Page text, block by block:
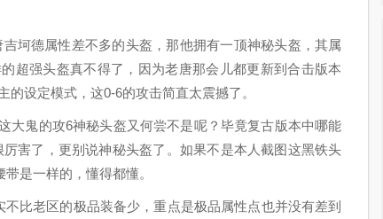
坷德属性差不多的头盔，那他拥有一顶神秘头盔，其属
超强头盔真不得了，因为老唐那会儿都更新到合击版本
设定模式，这0-6的攻击简直太震撼了。
大鬼的攻6神秘头盔又何尝不是呢？毕竟复古版本中哪能
害了，更别说神秘头盔了。如果不是本人截图这黑铁头
是一样的，懂得都懂。
比老区的极品装备少，重点是极品属性点也并没有差到